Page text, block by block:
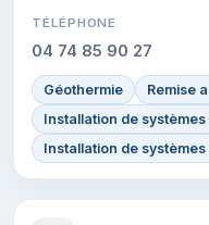
TÉLÉPHONE
04 74 85 90 27
Géothermie
Remise
Installation de
Installation de